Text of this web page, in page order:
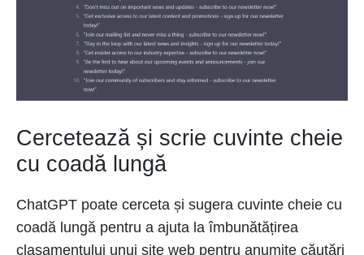
Cercetează și scrie cuvinte cheie
cu coadă lungă
ChatGPT poate cerceta și sugera cuvinte cheie cu
coadă lungă pentru a ajuta la îmbunătățirea
clasamentului unui site web pentru anumite căutări